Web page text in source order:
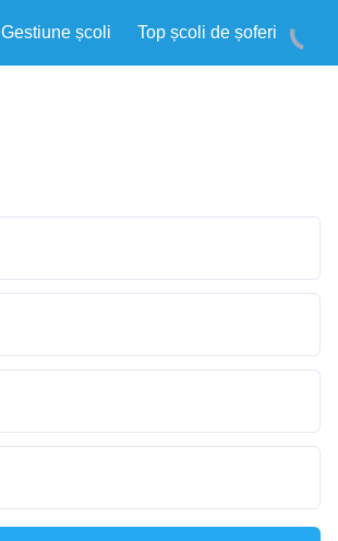
Gestiune școli Top școli de șoferi